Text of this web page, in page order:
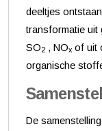
deeltjes
transformatie uit
SO2 , NOx of uit
organische
De